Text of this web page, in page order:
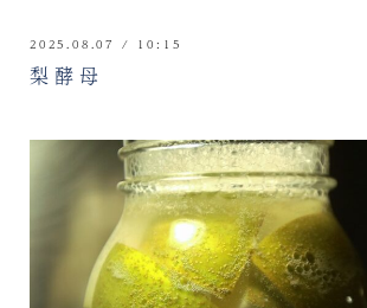
2025.08.07 / 10:15
梨酵母